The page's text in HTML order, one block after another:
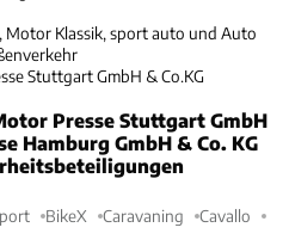
Klassik, sport auto und Auto
Stuttgart GmbH & Co.KG
Presse Stuttgart GmbH
Hamburg GmbH & Co. KG
BikeX Caravaning Cavallo